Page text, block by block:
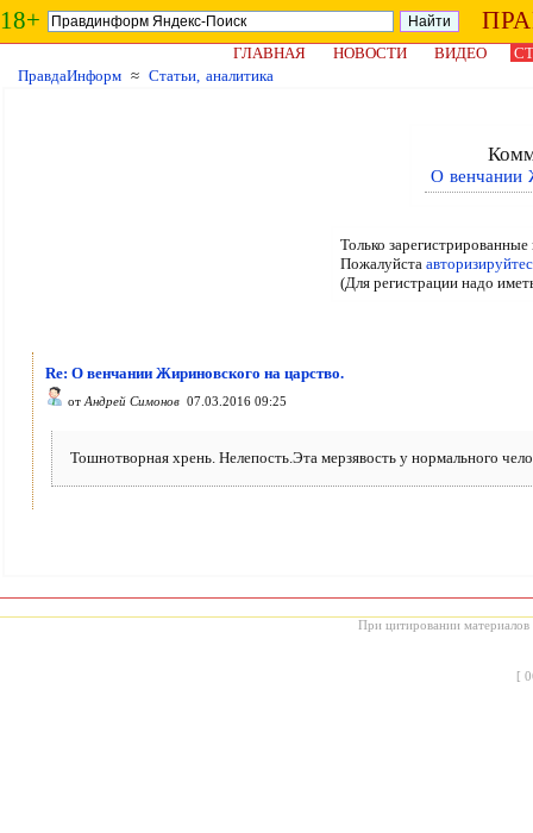
18+
ГЛАВНАЯ НОВОСТИ ВИДЕО
ПравдаИнформ ≈ Статьи, аналитика
О венчании
Только
Пожалуйста
(Для регистрации надо
Re: О венчании Жириновского на царство.
от Андрей Симонов 07.03.2016 09:25
Тошнотворная хрень. Нелепость.Эта мерзявость у нормального
При цитировании материалов
[